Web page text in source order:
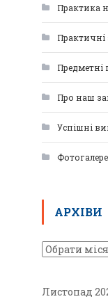
Практика
Практичні
Предметні
Про наш
Успішні
АРХІВИ
Листопад